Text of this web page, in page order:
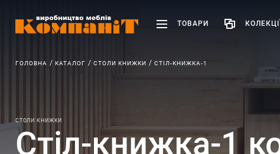
ТОВАРИ КОЛЕКЦІЇ
ГОЛОВНА КАТАЛОГ СТОЛИ КНИЖКИ СТІЛ-КНИЖКА-1
СТОЛИ КНИЖКИ
Стіл-книжка-1